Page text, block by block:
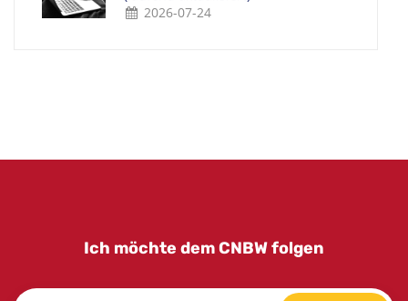
2026-07-24
Ich möchte dem CNBW folgen